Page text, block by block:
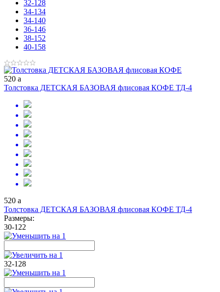
32-128
34-134
34-140
36-146
38-152
40-158
520 a
Толстовка ДЕТСКАЯ БАЗОВАЯ флисовая КОФЕ ТД-4
520 a
Толстовка ДЕТСКАЯ БАЗОВАЯ флисовая КОФЕ ТД-4
Размеры:
30-122
32-128